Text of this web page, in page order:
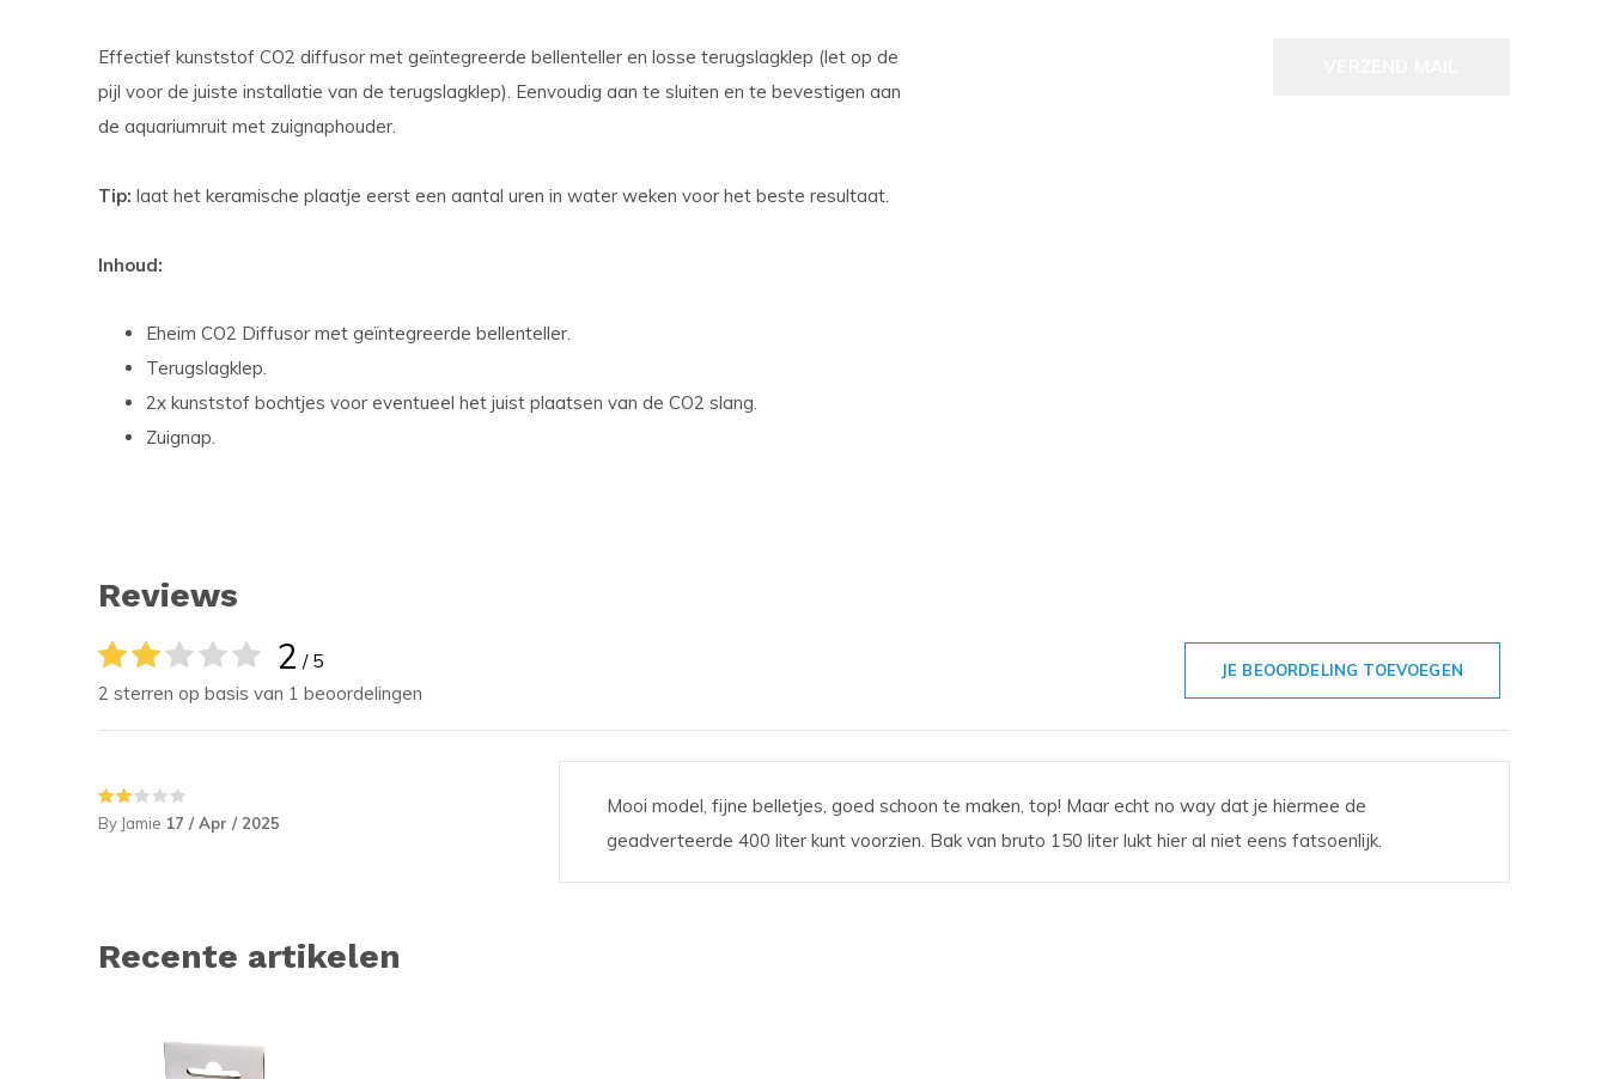
Effectief kunststof CO2 diffusor met geïntegreerde bellenteller en losse terugslagklep (let op de
pijl voor de juiste installatie van de terugslagklep). Eenvoudig aan te sluiten en te bevestigen aan
de aquariumruit met zuignaphouder.
Tip: laat het keramische plaatje eerst een aantal uren in water weken voor het beste resultaat.
Inhoud:
Eheim CO2 Diffusor met geïntegreerde bellenteller.
Terugslagklep.
2x kunststof bochtjes voor eventueel het juist plaatsen van de CO2 slang.
Zuignap.
Reviews
2 / 5
2 sterren op basis van 1 beoordelingen
JE BEOORDELING TOEVOEGEN
By Jamie 17 / Apr / 2025
Mooi model, fijne belletjes, goed schoon te maken, top! Maar echt no way dat je hiermee de
geadverteerde 400 liter kunt voorzien. Bak van bruto 150 liter lukt hier al niet eens fatsoenlijk.
Recente artikelen